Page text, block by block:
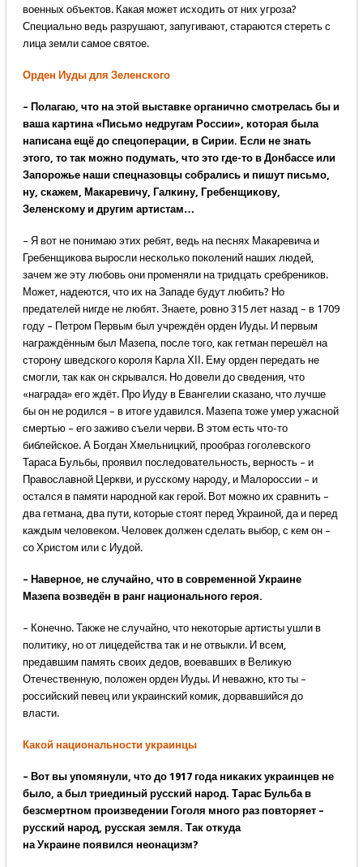
военных объектов. Какая может исходить от них угроза?
Специально ведь разрушают, запугивают, стараются стереть с
лица земли самое святое.
Орден Иуды для Зеленского
– Полагаю, что на этой выставке органично смотрелась бы и
ваша картина «Письмо недругам России», которая была
написана ещё до спецоперации, в Сирии. Если не знать
этого, то так можно подумать, что это где-то в Донбассе или
Запорожье наши спецназовцы собрались и пишут письмо,
ну, скажем, Макаревичу, Галкину, Гребенщикову,
Зеленскому и другим артистам…
– Я вот не понимаю этих ребят, ведь на песнях Макаревича и
Гребенщикова выросли несколько поколений наших людей,
зачем же эту любовь они променяли на тридцать сребреников.
Может, надеются, что их на Западе будут любить? Но
предателей нигде не любят. Знаете, ровно 315 лет назад – в 1709
году – Петром Первым был учреждён орден Иуды. И первым
награждённым был Мазепа, после того, как гетман перешёл на
сторону шведского короля Карла ХІІ. Ему орден передать не
смогли, так как он скрывался. Но довели до сведения, что
«награда» его ждёт. Про Иуду в Евангелии сказано, что лучше
бы он не родился – в итоге удавился. Мазепа тоже умер ужасной
смертью – его заживо съели черви. В этом есть что-то
библейское. А Богдан Хмельницкий, прообраз гоголевского
Тараса Бульбы, проявил последовательность, верность – и
Православной Церкви, и русскому народу, и Малороссии – и
остался в памяти народной как герой. Вот можно их сравнить –
два гетмана, два пути, которые стоят перед Украиной, да и перед
каждым человеком. Человек должен сделать выбор, с кем он –
со Христом или с Иудой.
– Наверное, не случайно, что в современной Украине
Мазепа возведён в ранг национального героя.
– Конечно. Также не случайно, что некоторые артисты ушли в
политику, но от лицедейства так и не отвыкли. И всем,
предавшим память своих дедов, воевавших в Великую
Отечественную, положен орден Иуды. И неважно, кто ты –
российский певец или украинский комик, дорвавшийся до
власти.
Какой национальности украинцы
– Вот вы упомянули, что до 1917 года никаких украинцев не
было, а был триединый русский народ. Тарас Бульба в
безсмертном произведении Гоголя много раз повторяет –
русский народ, русская земля. Так откуда
на Украине появился неонацизм?